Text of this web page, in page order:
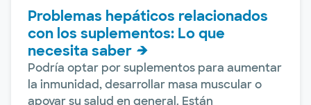
Problemas hepáticos relacionados
con los suplementos: Lo que
necesita saber
Podría optar por suplementos para aumentar
la inmunidad, desarrollar masa muscular o
apoyar su salud en general. Están